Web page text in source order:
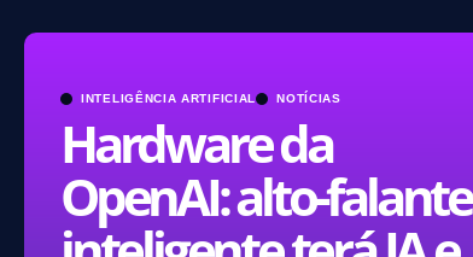
INTELIGÊNCIA ARTIFICIAL NOTÍCIAS
Hardware da
OpenAI: alto-falante